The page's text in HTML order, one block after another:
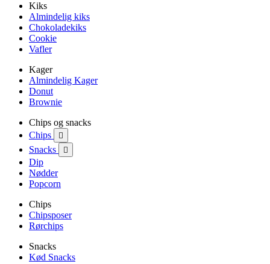
Kiks
Almindelig kiks
Chokoladekiks
Cookie
Vafler
Kager
Almindelig Kager
Donut
Brownie
Chips og snacks
Chips

Snacks 
Dip
Nødder
Popcorn
Chips
Chipsposer
Rørchips
Snacks
Kød Snacks